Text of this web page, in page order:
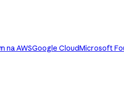
na AWSGoogle CloudMicrosoft